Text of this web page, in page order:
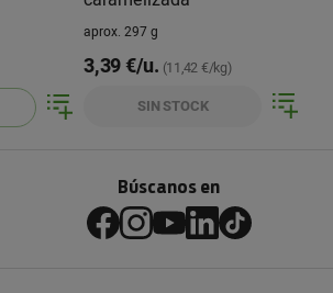
aprox. 297 g
3,39 €/u. (11,42 €/kg)
SIN STOCK
Búscanos en